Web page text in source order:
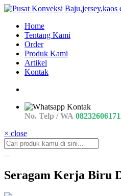
Home
Tentang Kami
Order
Produk Kami
Artikel
Kontak
No. Telp / WA
× close
Seragam Kerja Biru